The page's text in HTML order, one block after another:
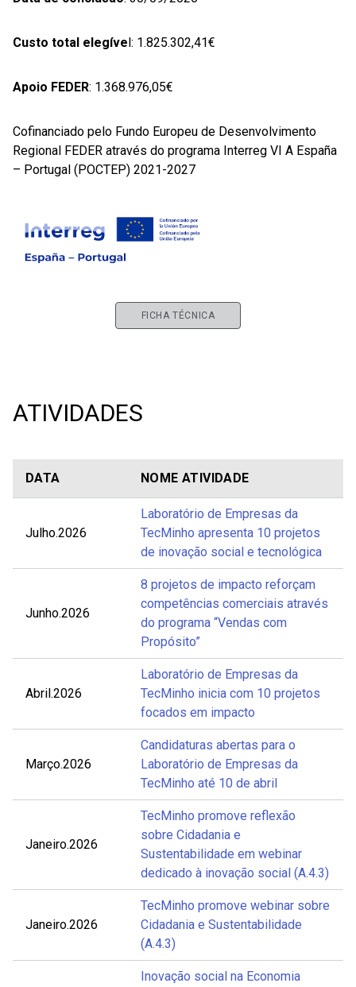
Custo total elegível: 1.825.302,41€
Apoio FEDER: 1.368.976,05€
Cofinanciado pelo Fundo Europeu de Desenvolvimento
Regional FEDER através do programa Interreg VI A España
– Portugal (POCTEP) 2021-2027
FICHA TÉCNICA
ATIVIDADES
DATA NOME ATIVIDADE
Julho.2026
Laboratório de Empresas da
TecMinho apresenta 10 projetos
de inovação social e tecnológica
Junho.2026
8 projetos de impacto reforçam
competências comerciais através
do programa “Vendas com
Propósito”
Abril.2026
Laboratório de Empresas da
TecMinho inicia com 10 projetos
focados em impacto
Março.2026
Candidaturas abertas para o
Laboratório de Empresas da
TecMinho até 10 de abril
Janeiro.2026
TecMinho promove reflexão
sobre Cidadania e
Sustentabilidade em webinar
dedicado à inovação social (A.4.3)
Janeiro.2026
TecMinho promove webinar sobre
Cidadania e Sustentabilidade
(A.4.3)
Inovação social na Economia